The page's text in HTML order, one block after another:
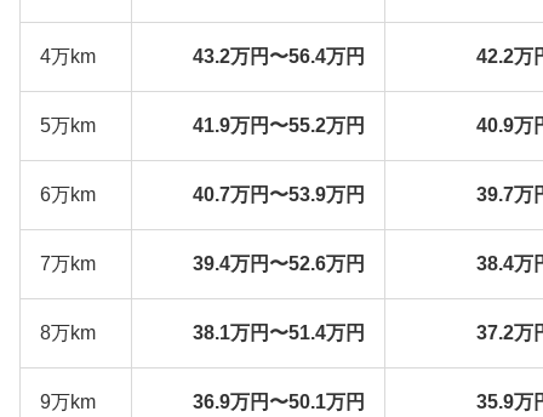
4万km 43.2万円〜56.4万円 42.2万
5万km 41.9万円〜55.2万円 40.9万
6万km 40.7万円〜53.9万円 39.7万
7万km 39.4万円〜52.6万円 38.4万
8万km 38.1万円〜51.4万円 37.2万
9万km 36.9万円〜50.1万円 35.9万